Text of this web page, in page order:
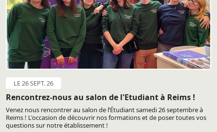
LE 26 SEPT. 26
Rencontrez-nous au salon de l'Etudiant à Reims !
Venez nous rencontrer au salon de l’Étudiant samedi 26 septembre à
Reims ! L'occasion de découvrir nos formations et de poser toutes vos
questions sur notre établissement !